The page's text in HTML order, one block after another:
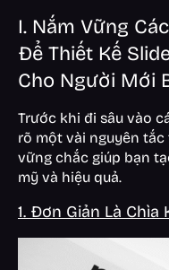
I. Nắm Vững
Để Thiết Kế
Cho Người Mới
Trước khi đi sâu vào
rõ một vài nguyên
vững chắc giúp bạn
mỹ và hiệu quả.
1. Đơn Giản Là Chìa